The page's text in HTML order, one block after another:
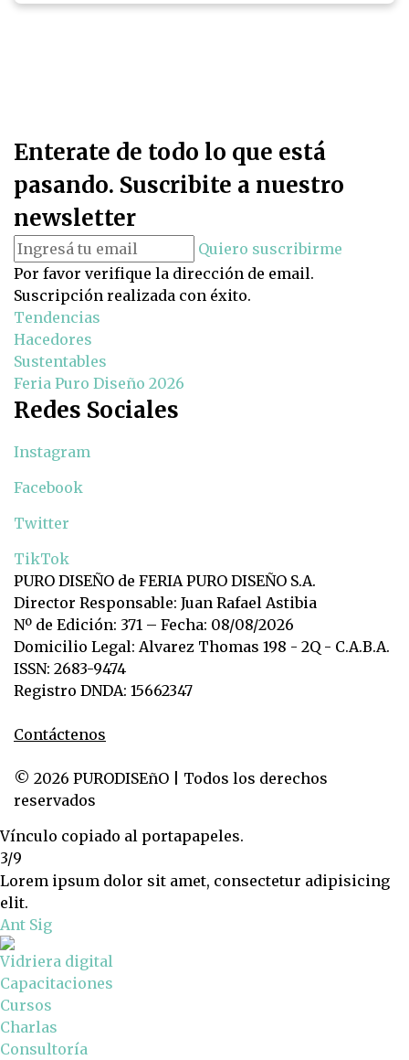
Enterate de todo lo que está
pasando. Suscribite a nuestro
newsletter
Quiero suscribirme
Por favor verifique la dirección de email.
Suscripción realizada con éxito.
Tendencias
Hacedores
Sustentables
Feria Puro Diseño 2026
Redes Sociales
Instagram
Facebook
Twitter
TikTok
PURO DISEÑO de FERIA PURO DISEÑO S.A.
Director Responsable: Juan Rafael Astibia
Nº de Edición: 371 – Fecha: 08/08/2026
Domicilio Legal: Alvarez Thomas 198 - 2Q - C.A.B.A.
ISSN: 2683-9474
Registro DNDA: 15662347
Contáctenos
© 2026 PURODISEñO | Todos los derechos
reservados
Vínculo copiado al portapapeles.
3/9
Lorem ipsum dolor sit amet, consectetur adipisicing
elit.
Ant Sig
Vidriera digital
Capacitaciones
Cursos
Charlas
Consultoría